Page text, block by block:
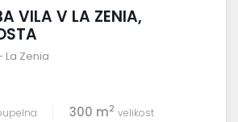
VILA V LA ZENIA,
La Zenia
300 m2 velikost